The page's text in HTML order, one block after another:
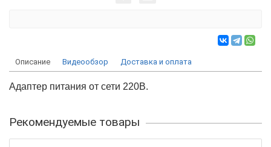
Описание Видеообзор Доставка и оплата
Адаптер питания от сети 220В.
Рекомендуемые товары